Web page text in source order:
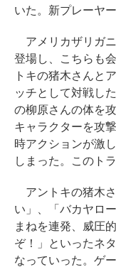
いた。新プレーヤ
アメリカザリガ
登場し、こちらも
トキの猪木さんと
ッチとして対戦し
の柳原さんの体を
キャラクターを攻
時アクションが激
しまった。このト
アントキの猪木
い」、「バカヤロ
まねを連発、威圧
ぞ！」といったネ
なっていった。ゲ